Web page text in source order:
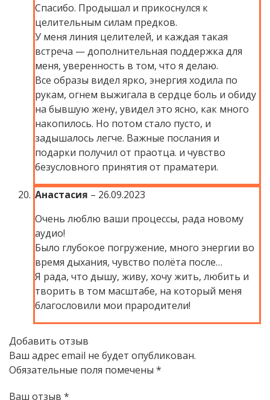
Спасибо. Продышал и прикоснулся к
целительным силам предков.
У меня линия целителей, и каждая такая
встреча — дополнительная поддержка для
меня, уверенность в том, что я делаю.
Все образы видел ярко, энергия ходила по
рукам, огнем выжигала в сердце боль и обиду
на бывшую жену, увидел это ясно, как много
накопилось. Но потом стало пусто, и
задышалось легче. Важные послания и
подарки получил от праотца. и чувство
безусловного принятия от праматери.
Анастасия – 26.09.2023
Очень люблю ваши процессы, рада новому
аудио!
Было глубокое погружение, много энергии во
время дыхания, чувство полёта после…
Я рада, что дышу, живу, хочу жить, любить и
творить в том масштабе, на который меня
благословили мои прародители!
Добавить отзыв
Ваш адрес email не будет опубликован.
Обязательные поля помечены *
Ваш отзыв *